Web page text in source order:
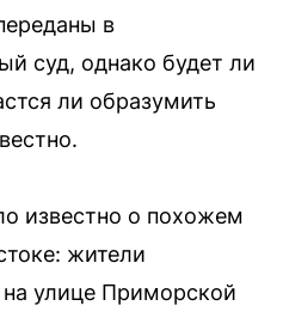
в
суд, однако будет ли
ли образумить
известно о похожем
жители
улице Приморской